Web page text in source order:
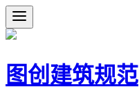
图创建筑规范